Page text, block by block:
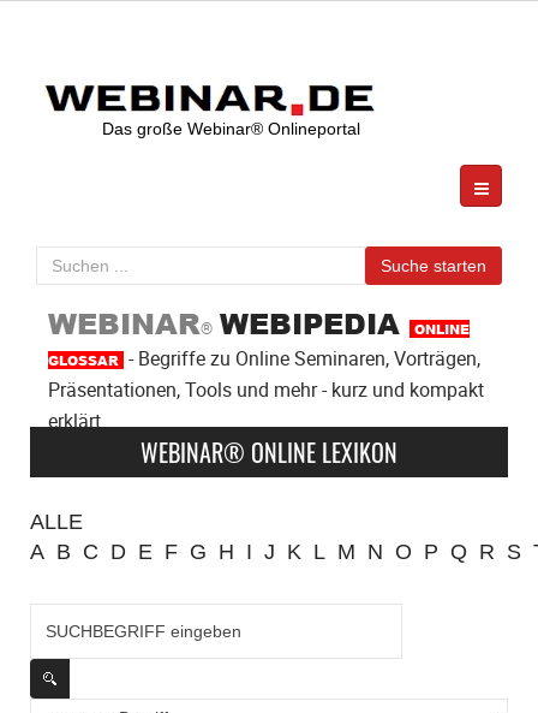
Das große Webinar® Onlineportal
Suchen
...
Suche starten
WEBINAR® WEBIPEDIA
ONLINE
GLOSSAR - Begriffe zu Online Seminaren, Vorträgen,
Präsentationen, Tools und mehr - kurz und kompakt
erklärt
WEBINAR® ONLINE LEXIKON
ALLE
A B C D E F G H I J K L M N O P Q R S